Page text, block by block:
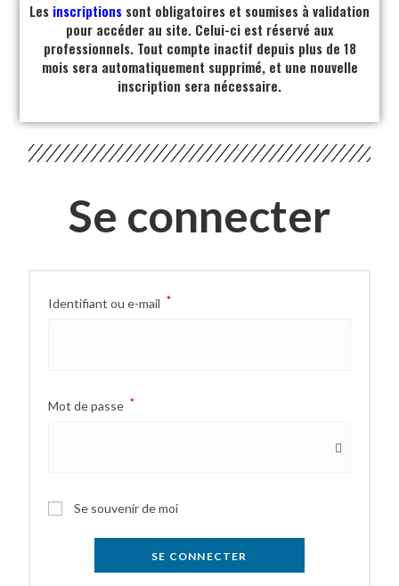
Les inscriptions sont obligatoires et soumises à validation
pour accéder au site. Celui-ci est réservé aux
professionnels. Tout compte inactif depuis plus de 18
mois sera automatiquement supprimé, et une nouvelle
inscription sera nécessaire.
Se connecter
Identifiant ou e-mail *
Mot de passe *
Se souvenir de moi
SE CONNECTER